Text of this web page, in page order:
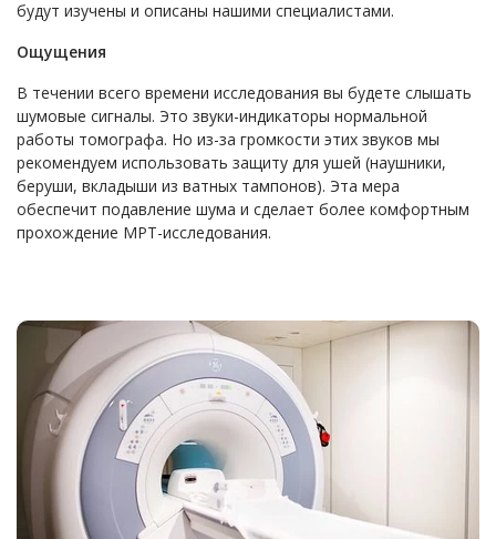
будут изучены и описаны нашими специалистами.
Ощущения
В течении всего времени исследования вы будете слышать
шумовые сигналы. Это звуки-индикаторы нормальной
работы томографа. Но из-за громкости этих звуков мы
рекомендуем использовать защиту для ушей (наушники,
беруши, вкладыши из ватных тампонов). Эта мера
обеспечит подавление шума и сделает более комфортным
прохождение МРТ-исследования.